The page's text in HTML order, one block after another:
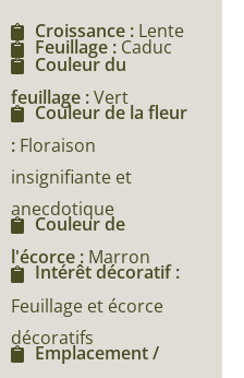
Croissance : Lente
Feuillage : Caduc
Couleur du
feuillage :Vert
Couleur de la fleur
: Floraison
insignifiante et
anecdotique
Couleur de
l'écorce : Marron
Intérêt décoratif :
Feuillage et écorce
décoratifs
Emplacement /